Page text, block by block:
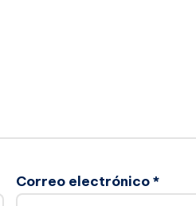
Correo electrónico*